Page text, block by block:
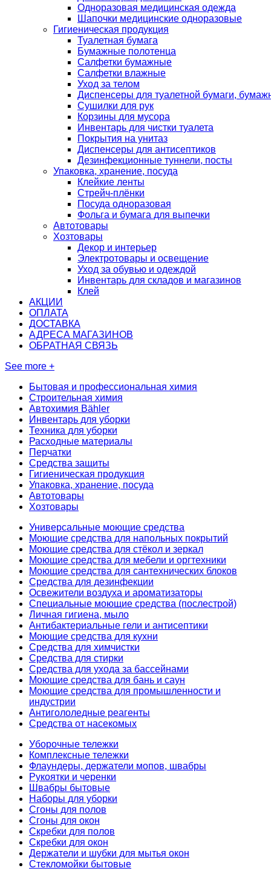
Одноразовая медицинская одежда
Шапочки медицинские одноразовые
Гигиеническая продукция
Туалетная бумага
Бумажные полотенца
Салфетки бумажные
Салфетки влажные
Уход за телом
Диспенсеры для туалетной бумаги,
Сушилки для рук
Корзины для мусора
Инвентарь для чистки туалета
Покрытия на унитаз
Диспенсеры для антисептиков
Дезинфекционные туннели, посты
Упаковка, хранение, посуда
Клейкие ленты
Стрейч-плёнки
Посуда одноразовая
Фольга и бумага для выпечки
Автотовары
Хозтовары
Декор и интерьер
Электротовары и освещение
Уход за обувью и одеждой
Инвентарь для складов и магазинов
Клей
АКЦИИ
ОПЛАТА
ДОСТАВКА
АДРЕСА МАГАЗИНОВ
ОБРАТНАЯ СВЯЗЬ
See more +
Бытовая и профессиональная химия
Строительная химия
Автохимия Bähler
Инвентарь для уборки
Техника для уборки
Расходные материалы
Перчатки
Средства защиты
Гигиеническая продукция
Упаковка, хранение, посуда
Автотовары
Хозтовары
Универсальные моющие средства
Моющие средства для напольных покрытий
Моющие средства для стёкол и зеркал
Моющие средства для мебели и оргтехники
Моющие средства для сантехнических блоков
Средства для дезинфекции
Освежители воздуха и ароматизаторы
Специальные моющие средства (послестрой)
Личная гигиена, мыло
Антибактериальные гели и антисептики
Моющие средства для кухни
Средства для химчистки
Средства для стирки
Средства для ухода за бассейнами
Моющие средства для бань и саун
Моющие средства для промышленности и
индустрии
Антигололедные реагенты
Средства от насекомых
Уборочные тележки
Комплексные тележки
Флаундеры, держатели мопов, швабры
Рукоятки и черенки
Швабры бытовые
Наборы для уборки
Сгоны для полов
Сгоны для окон
Скребки для полов
Скребки для окон
Держатели и шубки для мытья окон
Стекломойки бытовые